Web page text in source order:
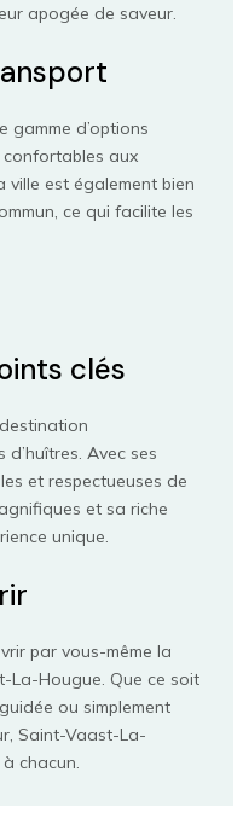
apogée de saveur.
d’options
confortables aux
ville est également bien
ce qui facilite les
clés
Avec ses
et respectueuses de
et sa riche
unique.
par vous-même la
La-Hougue. Que ce soit
ou simplement
Saint-Vaast-La-
chacun.